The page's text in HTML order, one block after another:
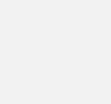
خودرو پژو پارس در